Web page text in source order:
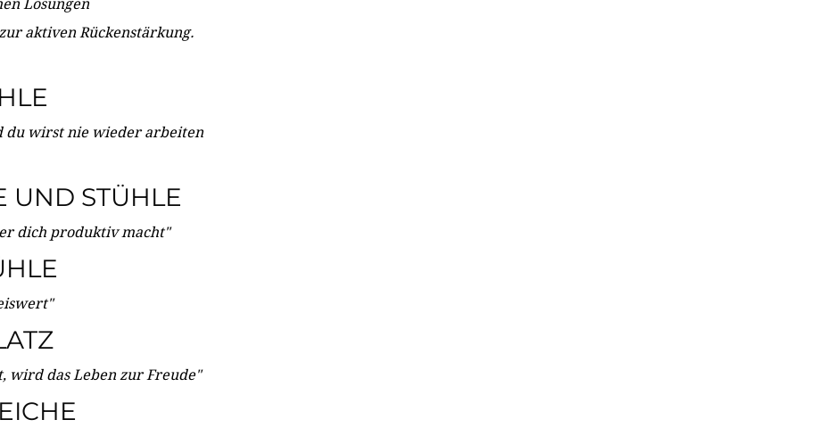
Lösungen
aktiven Rückenstärkung.
du wirst nie wieder arbeiten
UND STÜHLE
dich produktiv macht"
wird das Leben zur Freude"